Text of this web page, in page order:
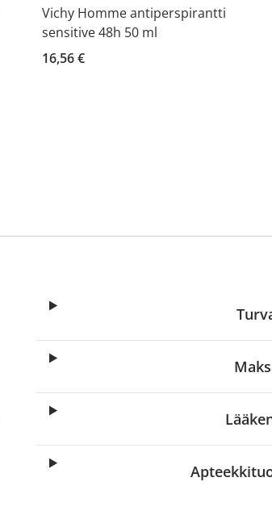
Vichy Homme antiperspirantti
sensitive 48h 50 ml
16,56 €